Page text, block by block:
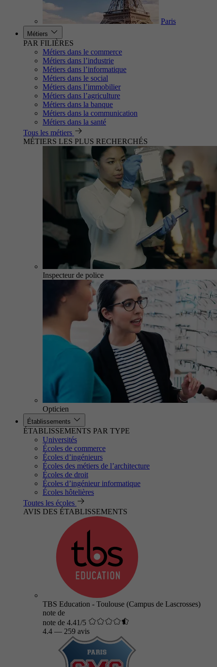
Paris
Métiers
PAR FILIÈRES
Métiers dans le commerce
Métiers dans l’industrie
Métiers dans l’informatique
Métiers dans le social
Métiers dans l’immobilier
Métiers dans l’agriculture
Métiers dans la banque
Métiers dans la communication
Métiers dans la santé
Tous les métiers
MÉTIERS LES PLUS RECHERCHÉS
Inspecteur de police
Opticien
Établissements
ÉTABLISSEMENTS PAR TYPE
Universités
Écoles de commerce
Écoles d’ingénieurs
Écoles des métiers de l’architecture
Écoles de droit
Écoles d’ingénieur informatique
Écoles hôtelières
Toutes les écoles
AVIS DES ÉTABLISSEMENTS
TBS Education - Toulouse (Campus de Lascrosses)
note de
note de 4.41/5
4.4 — 259 avis